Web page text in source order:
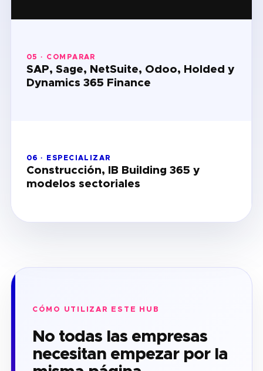
05 · COMPARAR
SAP, Sage, NetSuite, Odoo, Holded y
Dynamics 365 Finance
06 · ESPECIALIZAR
Construcción, IB Building 365 y
modelos sectoriales
CÓMO UTILIZAR ESTE HUB
No todas las empresas
necesitan empezar por la